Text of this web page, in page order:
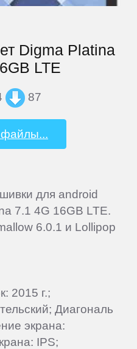
Digma Platina
LTE
87
файлы...
для android
7.1 4G 16GB LTE.
6.0.1 и Lollipop
2015 г.;
Диагональ
экрана:
IPS;